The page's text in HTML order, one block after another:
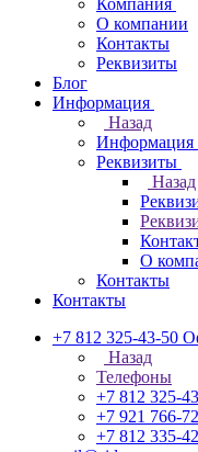
Компания
О компании
Контакты
Реквизиты
Блог
Информация
Назад
Информация
Реквизиты
Назад
О
Контакты
Контакты
+7 812 325-43-50
Назад
Телефоны
+7 812 325-
+7 921 766-
+7 812 335-